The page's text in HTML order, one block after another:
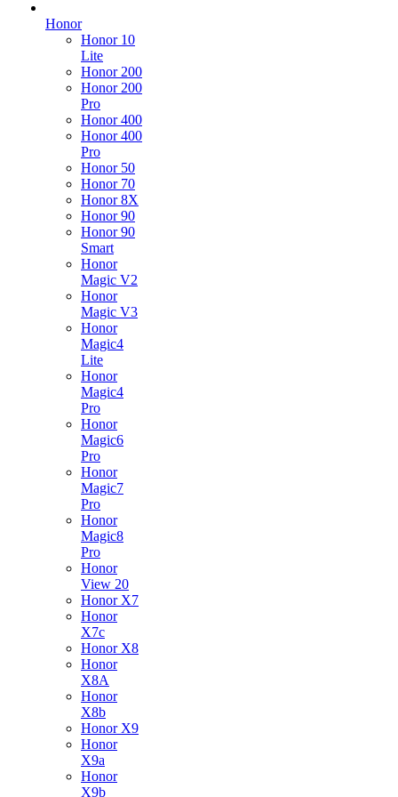
Honor
Honor 10
Lite
Honor 200
Honor 200
Pro
Honor 400
Honor 400
Pro
Honor 50
Honor 70
Honor 8X
Honor 90
Honor 90
Smart
Honor
Magic V2
Honor
Magic V3
Honor
Magic4
Lite
Honor
Magic4
Pro
Honor
Magic6
Pro
Honor
Magic7
Pro
Honor
Magic8
Pro
Honor
View 20
Honor X7
Honor
X7c
Honor X8
Honor
X8A
Honor
X8b
Honor X9
Honor
X9a
Honor
X9b